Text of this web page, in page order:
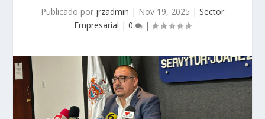
Publicado por jrzadmin | Nov 19, 2025 | Sector
Empresarial | 0 |